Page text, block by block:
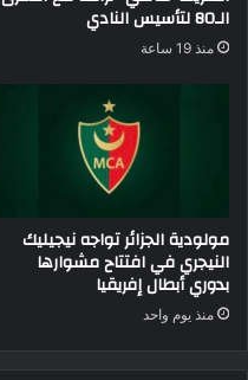
الـ80 لتأسيس النادي
منذ 19 ساعة
مولودية الجزائر تواجه نيجيليك
النيجري في افتتاح مشوارها
بدوري أبطال إفريقيا
منذ يوم واحد